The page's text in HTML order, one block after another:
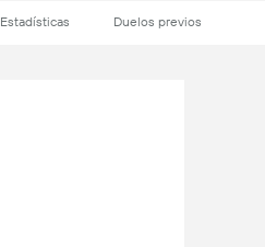
Estadísticas Duelos previos